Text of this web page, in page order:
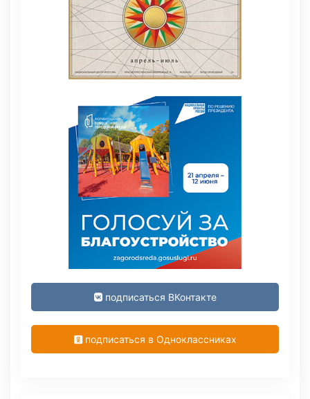
подписаться ВКонтакте
подписаться в Одноклассниках